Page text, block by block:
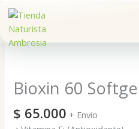
contenido
Bioxin 60
$ 65.000 + Envio
Softgels
cantidad